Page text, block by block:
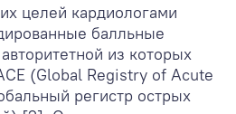
целей кардиологами
балльные
из которых
(Global Registry of Acute
регистр острых